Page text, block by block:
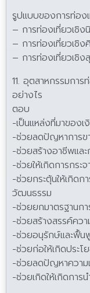
รูปแบบของการท่อง
– การท่องเที่ยวเชิง
– การท่องเที่ยวเชิ
– การท่องเที่ยวเชิง
11. อุตสาหกรรมกา
อย่างไร
ตอบ
-เป็นแหล่งที่มาของเ
-ช่วยลดปัญหาการขา
-ช่วยสร้างอาชีพและ
-ช่วยให้เกิดการกระ
-ช่วยกระตุ้นให้เกิดก
วัฒนธรรม
-ช่วยยกมาตรฐานก
-ช่วยสร้างสรรค์คว
-ช่วยอนุรักษ์และฟื้น
-ช่วยก่อให้เกิดประโ
-ช่วยลดปัญหาความ
-ช่วยเกิดให้เกิดการ